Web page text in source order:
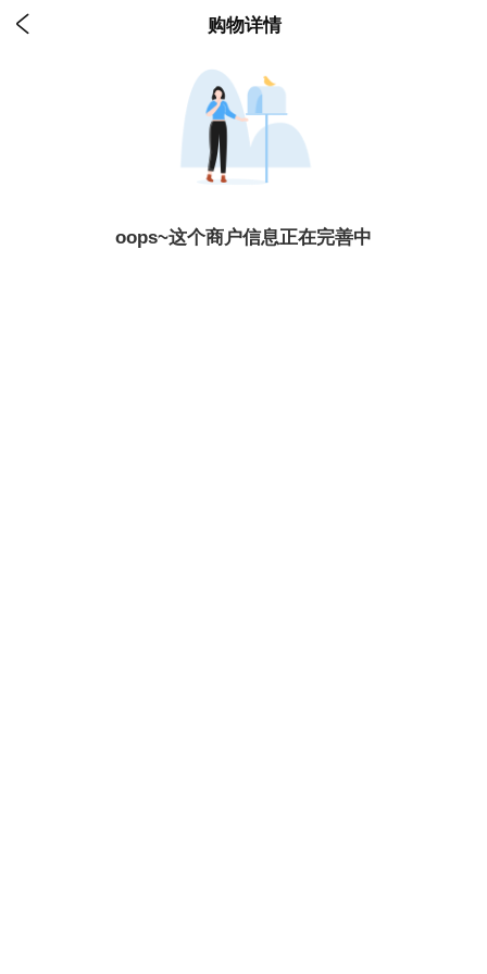
 购物详情
oops~这个商户信息正在完善中